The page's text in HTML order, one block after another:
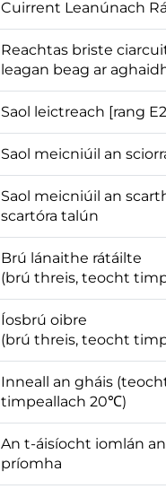
Cuirrent Leanúnach
Reachtas briste
leagan beag ar
Saol leictreach [rang
Saol meicniúil an
Saol meicniúil an
scartóra talún
Brú lánaithe rátáilte
(brú threis, teocht
Íosbrú oibre
(brú threis, teocht
Inneall an gháis
timpeallach 20℃)
An t-áisíocht iomlán
príomha